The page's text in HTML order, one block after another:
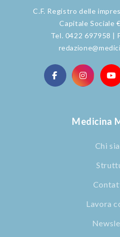
C.F. Registro delle
Capitale Sociale
Tel. 0422 697958 |
Medicina
Chi
Lavora